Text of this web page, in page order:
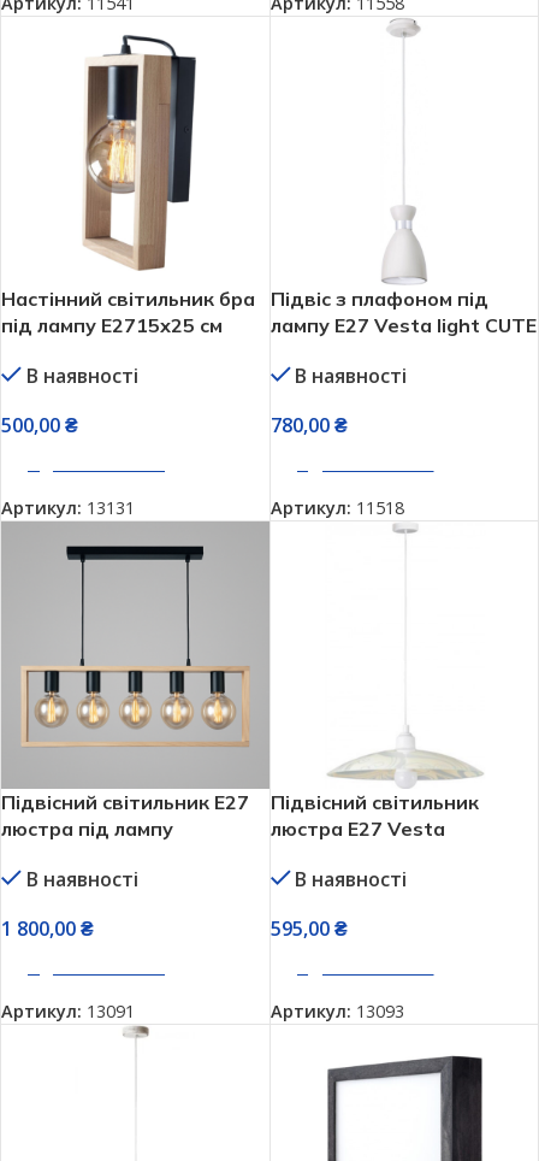
Настінний світильник бра
під лампу E2715х25 см
натуральне дерево
В наявності
500,00₴
Артикул: 13131
Підвіс з плафоном під
лампу Е27 Vesta light CUTE
регулюванням висоти
В наявності
780,00₴
Артикул: 11518
Підвісний світильник Е27
люстра під лампу
64215
В наявності
1 800,00₴
Артикул: 13091
Підвісний світильник
люстра Е27 Vesta
В наявності
595,00₴
Артикул: 13093